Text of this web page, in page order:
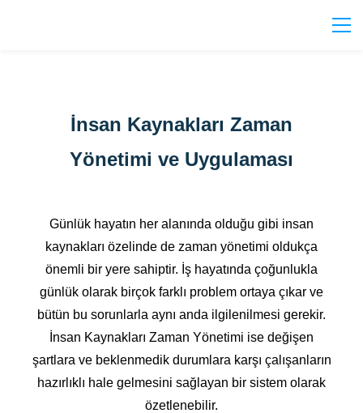
İnsan Kaynakları Zaman
Yönetimi ve Uygulaması
Günlük hayatın her alanında olduğu gibi insan
kaynakları özelinde de zaman yönetimi oldukça
önemli bir yere sahiptir. İş hayatında çoğunlukla
günlük olarak birçok farklı problem ortaya çıkar ve
bütün bu sorunlarla aynı anda ilgilenilmesi gerekir.
İnsan Kaynakları Zaman Yönetimi ise değişen
şartlara ve beklenmedik durumlara karşı çalışanların
hazırlıklı hale gelmesini sağlayan bir sistem olarak
özetlenebilir.